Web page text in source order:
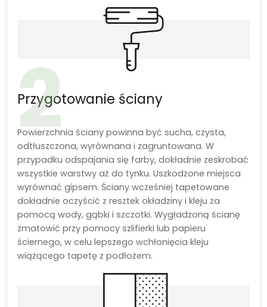
2
Przygotowanie ściany
Powierzchnia ściany powinna być sucha, czysta,
odtłuszczona, wyrównana i zagruntowana. W
przypadku odspajania się farby, dokładnie zeskrobać
wszystkie warstwy aż do tynku. Uszkodzone miejsca
wyrównać gipsem. Ściany wcześniej tapetowane
dokładnie oczyścić z resztek okładziny i kleju za
pomocą wody, gąbki i szczotki. Wygładzoną ścianę
zmatowić przy pomocy szlifierki lub papieru
ściernego, w celu lepszego wchłonięcia kleju
wiążącego tapetę z podłożem.